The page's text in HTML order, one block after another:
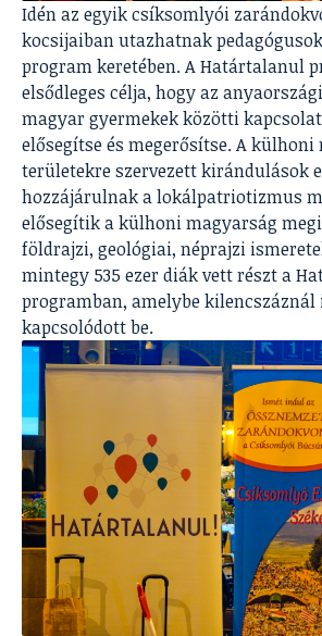
Idén az egyik csíksomlyói
kocsijaiban utazhatnak
program keretében. A Határtalanul
elsődleges célja, hogy az
magyar gyermekek közötti
elősegítse és megerősítse. A külhoni
területekre szervezett kirándulások
hozzájárulnak a lokálpatriotizmus
elősegítik a külhoni magyarság
földrajzi, geológiai, néprajzi
mintegy 535 ezer diák vett részt a
programban, amelybe kilencszáznál
kapcsolódott be.